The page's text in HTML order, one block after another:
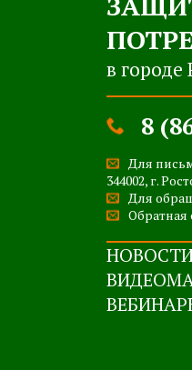
в городе
8
Для
344002, г.
Для
Обратная